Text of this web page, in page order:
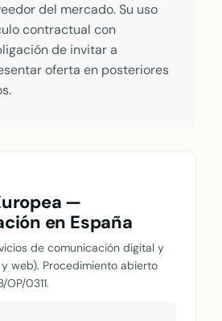
del mercado. Su uso
contractual con
de invitar a
oferta en posteriores
—
en España
de comunicación digital y
y web). Procedimiento abierto
0311.